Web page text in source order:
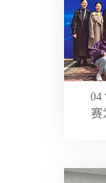
04
赛